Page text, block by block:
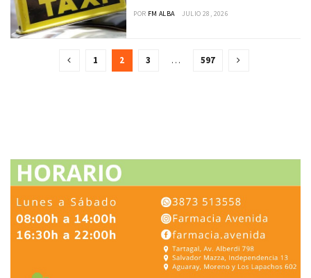
POR FM ALBA JULIO 28, 2026
1 2 3 … 597